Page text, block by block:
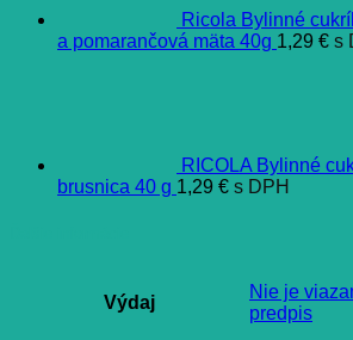
Ricola Bylinné
a pomarančová mäta 40g 1,29 € s
RICOLA Bylinné
brusnica 40 g 1,29 € s DPH
Výdaj
Nie je
predpis